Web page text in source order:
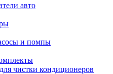
авто
и помпы
чистки кондиционеров